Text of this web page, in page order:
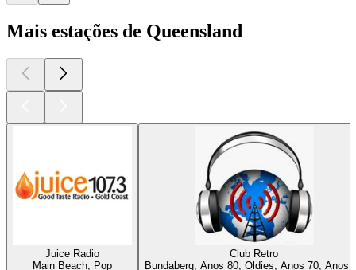
Mais estações de Queensland
Juice Radio
Main Beach, Pop
Club Retro
Bundaberg, Anos 80, Oldies, Anos 70, Anos